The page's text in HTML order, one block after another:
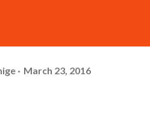
March 23, 2016